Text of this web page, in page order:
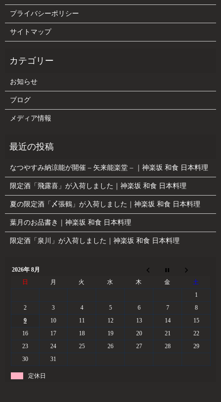
プライバシーポリシー
サイトマップ
お知らせ
ブログ
メディア情報
なつやすみ納涼能が開催 – 矢来能楽堂 – ｜神楽坂 和食 日本料理
限定酒「飛露喜」が入荷しました｜神楽坂 和食 日本料理
夏の限定酒「〆張鶴」が入荷しました｜神楽坂 和食 日本料理
葉月のお品書き｜神楽坂 和食 日本料理
限定酒「泉川」が入荷しました｜神楽坂 和食 日本料理
2026年 8月
日
月 火 水 木 金
土
1
2
3 4 5 6 7
8
9
10 11 12 13 14
15
16
17 18 19 20 21
22
23
24 25 26 27 28
29
30
31
定休日